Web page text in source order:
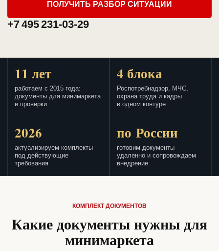
ПОЛУЧИТЬ РАЗБОР СИТУАЦИИ
+7 495 231-03-29
11 лет
работаем с 2015 года:
документы для минимаркета
и проверки
4 блока
Роспотребнадзор, МЧС,
охрана труда и кадры
в одном контуре
2026
актуализируем комплекты
под действующие
требования
по России
готовим документы
удаленно и сопровождаем
внедрение
КОМПЛЕКТ ДОКУМЕНТОВ
Какие документы нужны для
минимаркета